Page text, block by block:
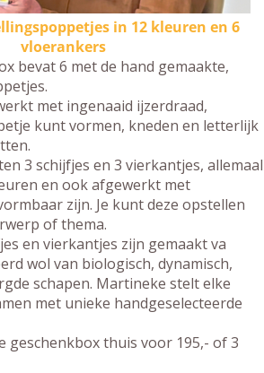
in 12 kleuren en 6
vloerankers
bevat 6 met de hand gemaakte,
met ingenaaid ijzerdraad,
kunt vormen, kneden en letterlijk
3 schijfjes en 3 vierkantjes, allemaal
en ook afgewerkt met
zijn. Je kunt deze opstellen
of thema.
en vierkantjes zijn gemaakt va
wol van biologisch, dynamisch,
schapen. Martineke stelt elke
met unieke handgeselecteerde
geschenkbox thuis voor 195,- of 3